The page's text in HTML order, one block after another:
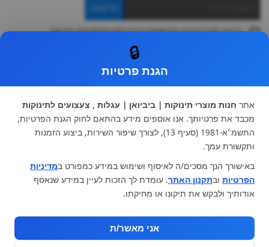
הרשמה
ברצוני לקבל מידע ופרסומות על הנחות וקולקציות חדשות
עגלות וטיולונים
כיסא בטיחות ואביזרים
ריהוט לתינוקות
מצעים למיטת תינוק וטקסטיל
צעצועי ילדים
על גלגלים
הנקה והאכלה
מוצרי אמבטיה
מוזמנים לבקר אותנו:
🔒
הגנת פרטיות
אתר חנות מוצרי תינוקות | ביביואן | עגלות , צעצועים לתינוקות
מכבד את פרטיותך. אנו אוספים מידע בהתאם לחוק הגנת הפרטיות,
התשמ"א-1981 (סעיף 13), לצורך שיפור השירות, ביצוע הזמנות
ותקשורת עמך.
באישורך הנך מסכים/ה לאיסוף ושימוש במידע כמפורט במדיניות
הפרטיות ובתקנון האתר. עומדת לך הזכות לעיין במידע שנאסף
אודותיך ולבקש את תיקונו או מחיקתו.
אני מאשר/ת